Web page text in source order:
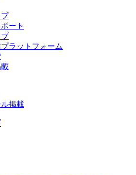
ート
ラットフォーム
掲載